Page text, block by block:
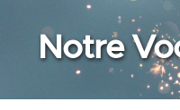
Notre